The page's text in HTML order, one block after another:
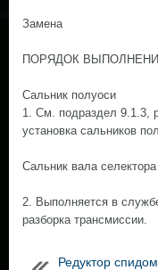
Замена
ПОРЯДОК
Сальник полуоси
1. См. подраздел 9.1.3,
установка сальников
Сальник вала селектора
2. Выполняется в
разборка трансмиссии.
Редуктор